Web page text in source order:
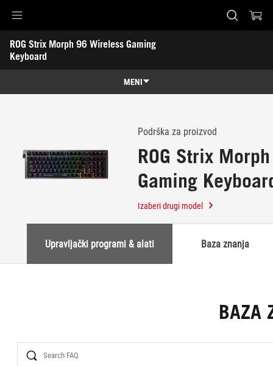
Accessibility links
Preskoči na sadržaj
Pomoć za pristupačnost
Preskoči na meni
ROG podnožje
ROG Strix Morph 96 Wireless Gaming
Keyboard
-
MENI
Nagrade
Galerija
Podrška za proizvod
ROG Strix
Gaming
Izaberi drugi model
Upravljački programi & alati Baza znanja
BAZA
Search